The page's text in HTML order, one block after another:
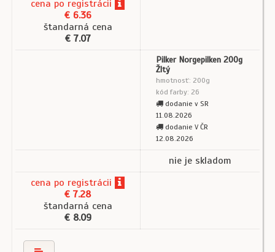
cena po registrácii
€ 6.36
štandarná cena
€ 7.07
Pilker Norgepilken 200g
Žltý
hmotnosť: 200g
kód farby: 26
dodanie v SR
11.08.2026
dodanie V ČR
12.08.2026
nie je skladom
cena po registrácii
€ 7.28
štandarná cena
€ 8.09